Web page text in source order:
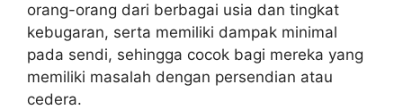
orang-orang dari berbagai usia dan tingkat
kebugaran, serta memiliki dampak minimal
pada sendi, sehingga cocok bagi mereka yang
memiliki masalah dengan persendian atau
cedera.